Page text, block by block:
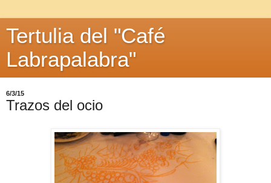
Tertulia del "Café
Labrapalabra"
6/3/15
Trazos del ocio